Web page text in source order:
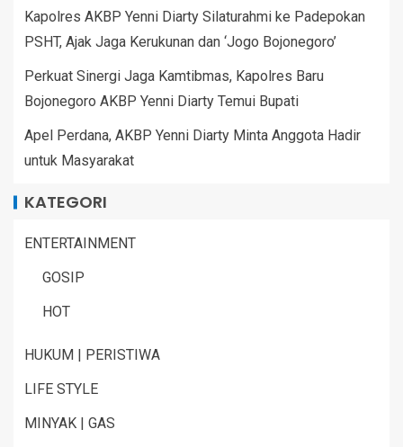
Kapolres AKBP Yenni Diarty Silaturahmi ke Padepokan
PSHT, Ajak Jaga Kerukunan dan ‘Jogo Bojonegoro’
Perkuat Sinergi Jaga Kamtibmas, Kapolres Baru
Bojonegoro AKBP Yenni Diarty Temui Bupati
Apel Perdana, AKBP Yenni Diarty Minta Anggota Hadir
untuk Masyarakat
KATEGORI
ENTERTAINMENT
GOSIP
HOT
HUKUM | PERISTIWA
LIFE STYLE
MINYAK | GAS